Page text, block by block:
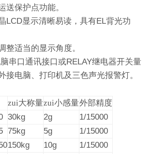
送保护点功能。
LCD显示清晰易读，具有EL背光功
整适当的显示角度。
串口通讯接口或RELAY继电器开关量
接电脑、打印机及三色声光报警灯。
zui大称量zui小感量外部精度
30kg 2g
1/15000
75kg 5g
1/15000
150kg 10g
1/15000